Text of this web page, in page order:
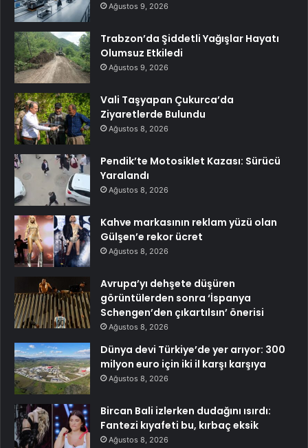
Ağustos 9, 2026
Trabzon’da Şiddetli Yağışlar Hayatı
Olumsuz Etkiledi
Ağustos 9, 2026
Vali Taşyapan Çukurca’da
Ziyaretlerde Bulundu
Ağustos 8, 2026
Pendik’te Motosiklet Kazası: Sürücü
Yaralandı
Ağustos 8, 2026
Kahve markasının reklam yüzü olan
Gülşen’e rekor ücret
Ağustos 8, 2026
Avrupa’yı dehşete düşüren
görüntülerden sonra ‘İspanya
Schengen’den çıkartılsın’ önerisi
Ağustos 8, 2026
Dünya devi Türkiye’de yer arıyor: 300
milyon euro için iki il karşı karşıya
Ağustos 8, 2026
Bircan Bali izlerken dudağını ısırdı:
Fantezi kıyafeti bu, kırbaç eksik
Ağustos 8, 2026